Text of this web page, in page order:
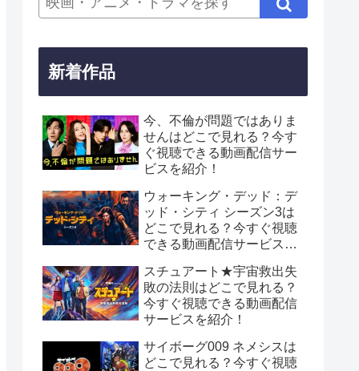
新着作品
今、不倫が問題ではありま
せんはどこで見れる？今す
ぐ視聴できる動画配信サー
ビスを紹介！
ウォーキング・デッド：デ
ッド・シティ シーズン3は
どこで見れる？今すぐ視聴
できる動画配信サービスを
スチュアート★宇宙救出失
敗の法則はどこで見れる？
今すぐ視聴できる動画配信
サービスを紹介！
サイボーグ009 ネメシスは
どこで見れる？今すぐ視聴